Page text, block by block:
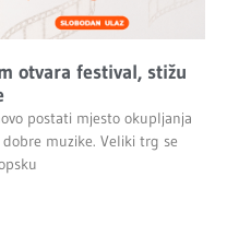
otvara festival, stižu
postati mjesto okupljanja
muzike. Veliki trg se